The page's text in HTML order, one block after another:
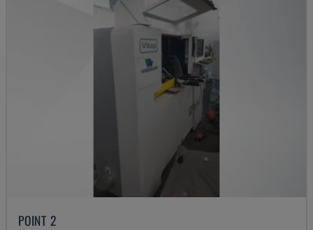
POINT 2